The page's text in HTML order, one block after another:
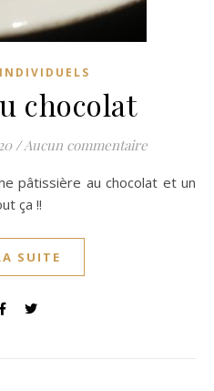
chocolat
/Aucun commentaire
ça !!
SUITE